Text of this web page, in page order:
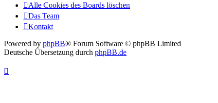
Alle Cookies des Boards löschen
Das Team
Kontakt
Powered by phpBB® Forum Software © phpBB Limited
Deutsche Übersetzung durch phpBB.de